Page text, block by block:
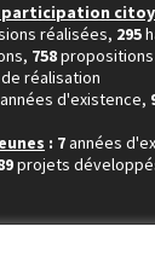
participation
réalisées, 295
758
réalisation
d'existence,
: 7années
projets